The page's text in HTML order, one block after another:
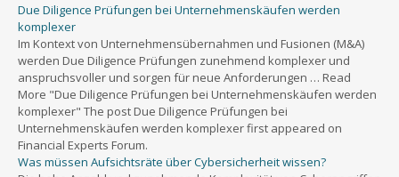
Due Diligence Prüfungen bei Unternehmenskäufen werden
komplexer
Im Kontext von Unternehmensübernahmen und Fusionen (M&A)
werden Due Diligence Prüfungen zunehmend komplexer und
anspruchsvoller und sorgen für neue Anforderungen … Read
More "Due Diligence Prüfungen bei Unternehmenskäufen werden
komplexer" The post Due Diligence Prüfungen bei
Unternehmenskäufen werden komplexer first appeared on
Financial Experts Forum.
Was müssen Aufsichtsräte über Cybersicherheit wissen?